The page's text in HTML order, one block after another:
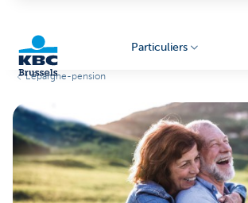
Particuliers
L'épargne-pension